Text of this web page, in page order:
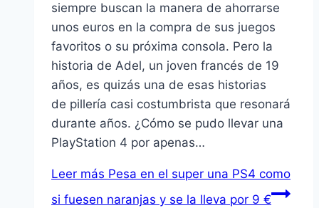
siempre buscan la manera de ahorrarse
unos euros en la compra de sus juegos
favoritos o su próxima consola. Pero la
historia de Adel, un joven francés de 19
años, es quizás una de esas historias
de pillería casi costumbrista que resonará
durante años. ¿Cómo se pudo llevar una
PlayStation 4 por apenas…
Leer más Pesa en el super una PS4 como
si fuesen naranjas y se la lleva por 9 €